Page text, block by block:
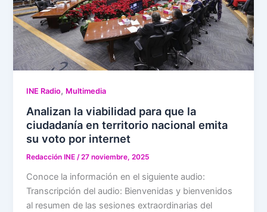
INE Radio, Multimedia
Analizan la viabilidad para que la
ciudadanía en territorio nacional emita
su voto por internet
Redacción INE/27 noviembre, 2025
Conoce la información en el siguiente audio:
Transcripción del audio: Bienvenidas y bienvenidos
al resumen de las sesiones extraordinarias del